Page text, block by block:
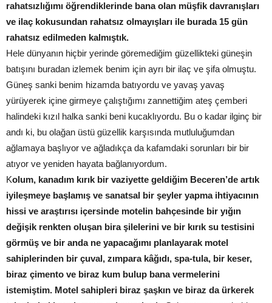
rahatsızlığımı öğrendiklerinde bana olan müşfik davranışları
ve ilaç kokusundan rahatsız olmayışları ile burada 15 gün
rahatsız edilmeden kalmıştık.
Hele dünyanın hiçbir yerinde göremediğim güzellikteki güneşin
batışını buradan izlemek benim için ayrı bir ilaç ve şifa olmuştu.
Güneş sanki benim hizamda batıyordu ve yavaş yavaş
yürüyerek içine girmeye çalıştığımı zannettiğim ateş çemberi
halindeki kızıl halka sanki beni kucaklıyordu. Bu o kadar ilginç bir
andı ki, bu olağan üstü güzellik karşısında mutluluğumdan
ağlamaya başlıyor ve ağladıkça da kafamdaki sorunları bir bir
atıyor ve yeniden hayata bağlanıyordum.
Kolum, kanadım kırık bir vaziyette geldiğim Beceren’de artık
iyileşmeye başlamış ve sanatsal bir şeyler yapma ihtiyacının
hissi ve araştırısı içersinde motelin bahçesinde bir yığın
değişik renkten oluşan bira şilelerini ve bir kırık su testisini
görmüş ve bir anda ne yapacağımı planlayarak motel
sahiplerinden bir çuval, zımpara kâğıdı, spa-tula, bir keser,
biraz çimento ve biraz kum bulup bana vermelerini
istemiştim. Motel sahipleri biraz şaşkın ve biraz da ürkerek